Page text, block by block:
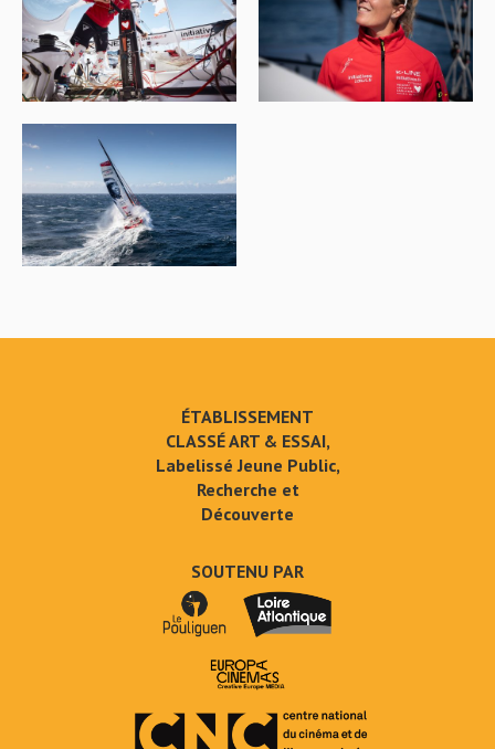
ÉTABLISSEMENT
CLASSÉ ART & ESSAI,
Labelissé Jeune Public,
Recherche et
Découverte
SOUTENU PAR